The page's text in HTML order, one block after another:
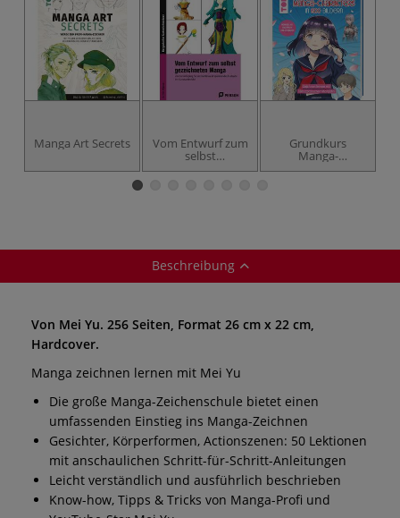
Manga Art Secrets Vom Entwurf zum
selbst
gezeichneten
Grundkurs
Manga-
Charaktere in 600
Beschreibung
Von Mei Yu. 256 Seiten, Format 26 cm x 22 cm,
Hardcover.
Manga zeichnen lernen mit Mei Yu
Die große Manga-Zeichenschule bietet einen
umfassenden Einstieg ins Manga-Zeichnen
Gesichter, Körperformen, Actionszenen: 50 Lektionen
mit anschaulichen Schritt-für-Schritt-Anleitungen
Leicht verständlich und ausführlich beschrieben
Know-how, Tipps & Tricks von Manga-Profi und